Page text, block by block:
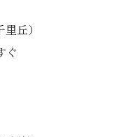
丘）
ぐ